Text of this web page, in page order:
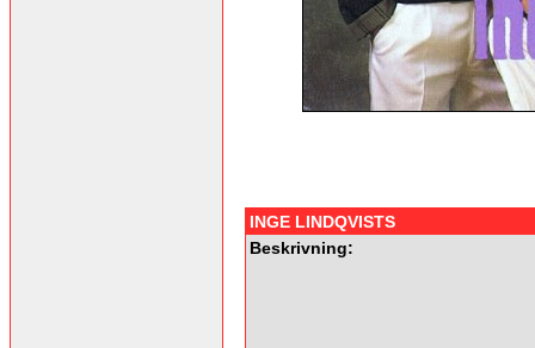
INGE LINDQVISTS
Beskrivning: